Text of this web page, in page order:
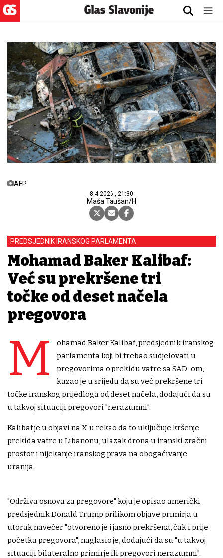
AFP
8.4.2026., 21:30
Maša Taušan/H
PREDSJEDNIK IRANSKOG PARLAMENTA
Mohamad Baker Kalibaf:
Već su prekršene tri
točke od deset načela
pregovora
M
ohamad Baker Kalibaf, ⁠predsjednik iranskog
parlamenta koji bi trebao sudjelovati u
pregovorima o prekidu vatre sa SAD-om,
kazao je u srijedu da su već prekršene tri
točke iranskog prijedloga od deset načela, dodajući da su
u takvoj situaciji pregovori "nerazumni".
Kalibaf je u objavi na X-u rekao da to uključuje kršenje
prekida vatre u Libanonu, ulazak drona u iranski zračni
prostor i nijekanje iranskog prava na obogaćivanje
uranija.
"Održiva osnova za pregovore" koju je opisao američki
predsjednik Donald Trump prilikom objave primirja u
utorak navečer "otvoreno je i jasno prekršena, čak i prije
početka pregovora", naglasio je, dodajući da su "u takvoj
situaciji bilateralno primirje ili pregovori nerazumni".